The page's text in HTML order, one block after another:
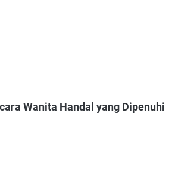
Wanita Handal yang Dipenuhi